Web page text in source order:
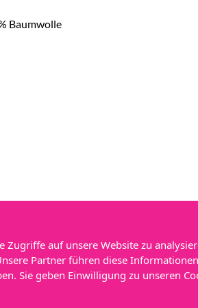
Baumwolle
Powered by
auf unsere Website zu
Partner führen diese
Sie geben Einwilligung zu unseren